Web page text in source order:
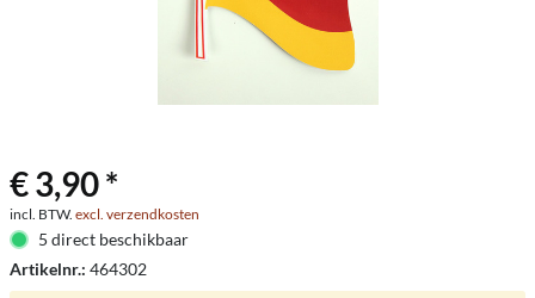
€ 3,90 *
incl. BTW. excl. verzendkosten
5 direct beschikbaar
Artikelnr.: 464302